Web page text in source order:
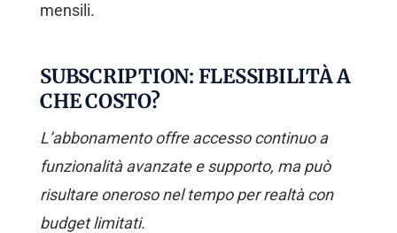
mensili.
SUBSCRIPTION: FLESSIBILITÀ A
CHE COSTO?
L’abbonamento offre accesso continuo a
funzionalità avanzate e supporto, ma può
risultare oneroso nel tempo per realtà con
budget limitati.